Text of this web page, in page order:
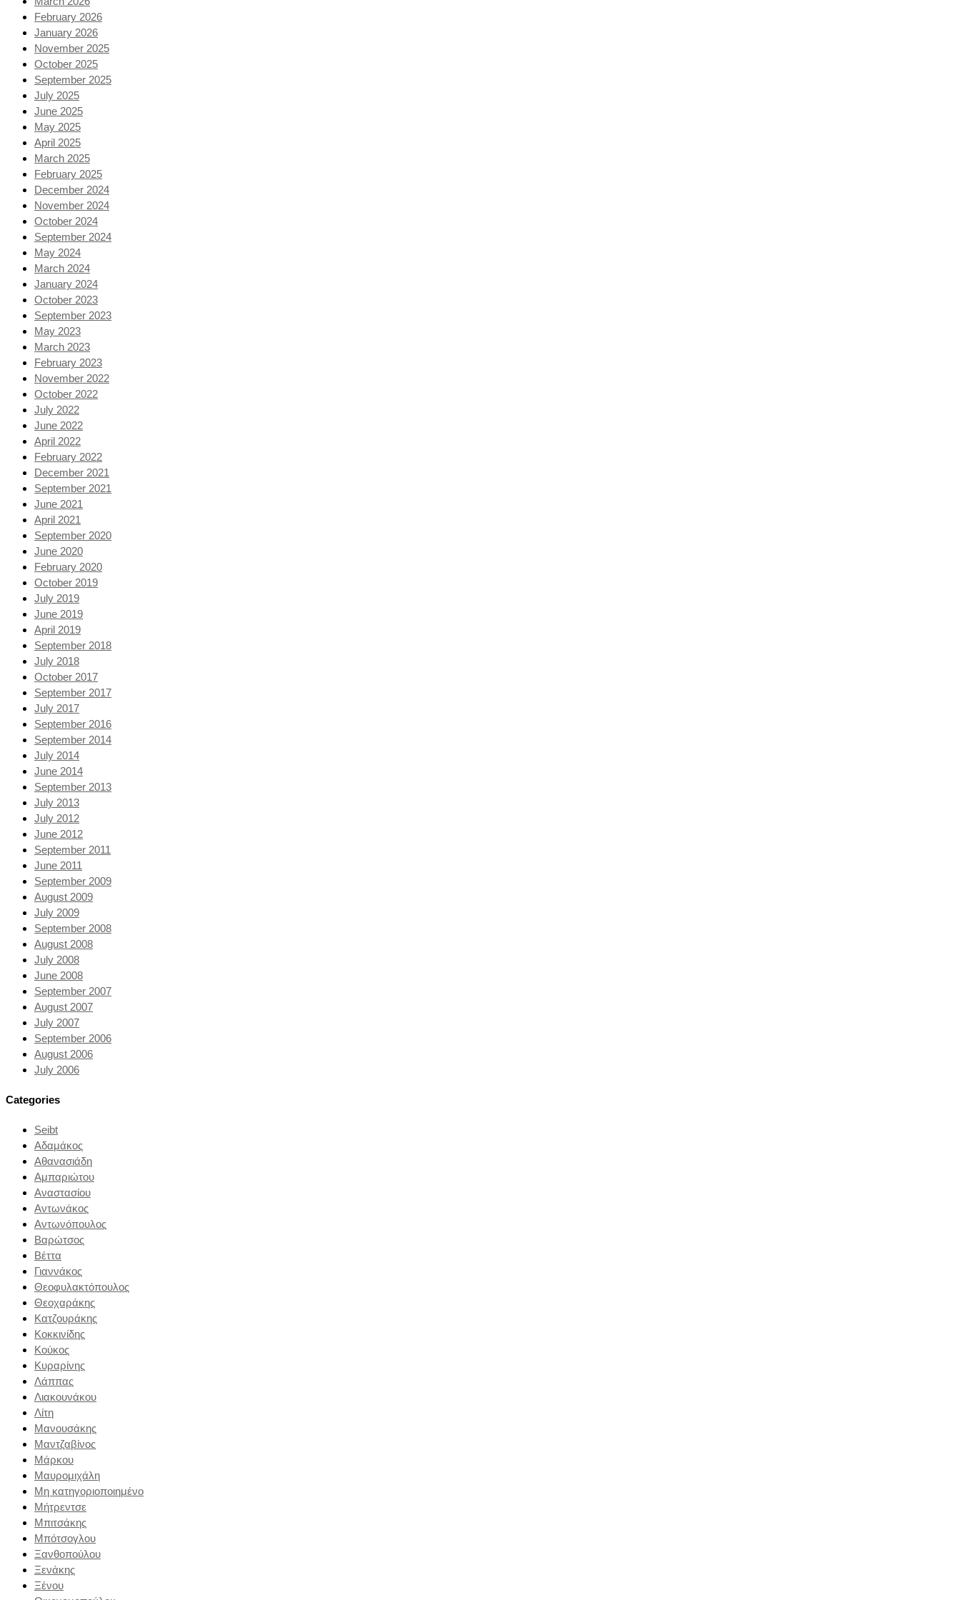
February 2026
January 2026
November 2025
October 2025
September 2025
July 2025
June 2025
May 2025
April 2025
March 2025
February 2025
December 2024
November 2024
October 2024
September 2024
May 2024
March 2024
January 2024
October 2023
September 2023
May 2023
March 2023
February 2023
November 2022
October 2022
July 2022
June 2022
April 2022
February 2022
December 2021
September 2021
June 2021
April 2021
September 2020
June 2020
February 2020
October 2019
July 2019
June 2019
April 2019
September 2018
July 2018
October 2017
September 2017
July 2017
September 2016
September 2014
July 2014
June 2014
September 2013
July 2013
July 2012
June 2012
September 2011
June 2011
September 2009
August 2009
July 2009
September 2008
August 2008
July 2008
June 2008
September 2007
August 2007
July 2007
September 2006
August 2006
July 2006
Categories
Seibt
Αδαμάκος
Αθανασιάδη
Αμπαριώτου
Αναστασίου
Αντωνάκος
Αντωνόπουλος
Βαρώτσος
Βέττα
Γιαννάκος
Θεοφυλακτόπουλος
Θεοχαράκης
Κατζουράκης
Κοκκινίδης
Κούκος
Κυραρίνης
Λάππας
Λιακουνάκου
Λίτη
Μανουσάκης
Μαντζαβίνος
Μάρκου
Μαυρομιχάλη
Μη κατηγοριοποιημένο
Μήτρεντσε
Μπιτσάκης
Μπότσογλου
Ξανθοπούλου
Ξενάκης
Ξένου